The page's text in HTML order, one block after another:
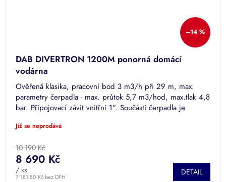
–14 %
DAB DIVERTRON 1200M ponorná domácí
vodárna
Ověřená klasika, pracovní bod 3 m3/h při 29 m, max.
parametry čerpadla - max. průtok 5,7 m3/hod, max.tlak 4,8
bar. Připojovací závit vnitřní 1". Součástí čerpadla je
Již se neprodává
10 190 Kč
7 181,80 Kč bez DPH
8 690 Kč
/ ks DETAIL